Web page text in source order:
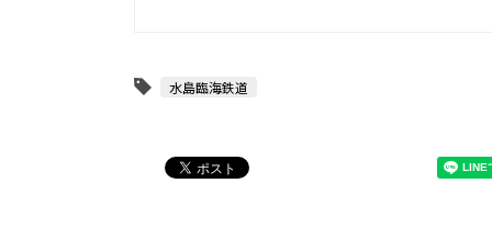
水島臨海鉄道